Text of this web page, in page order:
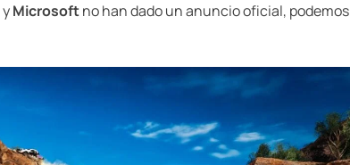
yMicrosoftno han dado un anuncio oficial, podemos